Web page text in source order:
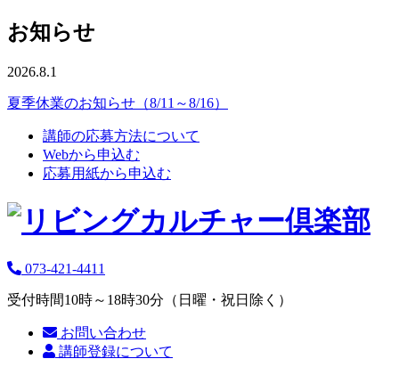
お知らせ
2026.8.1
夏季休業のお知らせ（8/11～8/16）
講師の応募方法について
Webから申込む
応募用紙から申込む
073-421-4411
受付時間10時～18時30分（日曜・祝日除く）
お問い合わせ
講師登録について